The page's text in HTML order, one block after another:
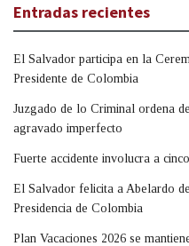
Entradas recientes
El Salvador participa en la
Presidente de Colombia
Juzgado de lo Criminal ordena
agravado imperfecto
Fuerte accidente involucra a
El Salvador felicita a Abelardo
Presidencia de Colombia
Plan Vacaciones 2026 se